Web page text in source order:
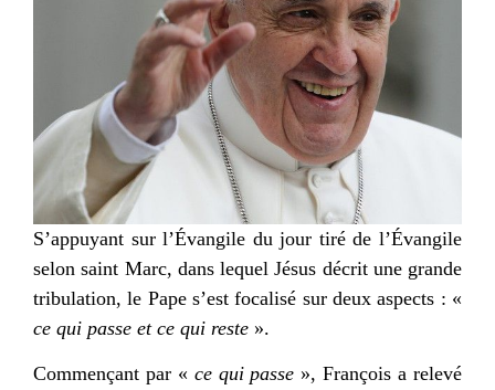
S’appuyant sur l’Évangile du jour tiré de l’Évangile
selon saint Marc, dans lequel Jésus décrit une grande
tribulation, le Pape s’est focalisé sur deux aspects : «
ce qui passe et ce qui reste ».
Commençant par « ce qui passe », François a relevé